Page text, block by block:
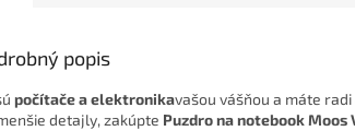
popis
počítače a elektronikavašou vášňou a máte
detajly, zakúpte Puzdro na notebook Moos